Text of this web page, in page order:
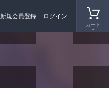
カート
新規会員登録 ログイン